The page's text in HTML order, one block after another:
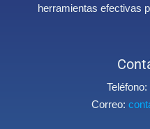
herramientas efectivas
Teléfono:
Correo: